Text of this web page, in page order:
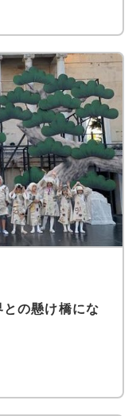
の懸け橋にな